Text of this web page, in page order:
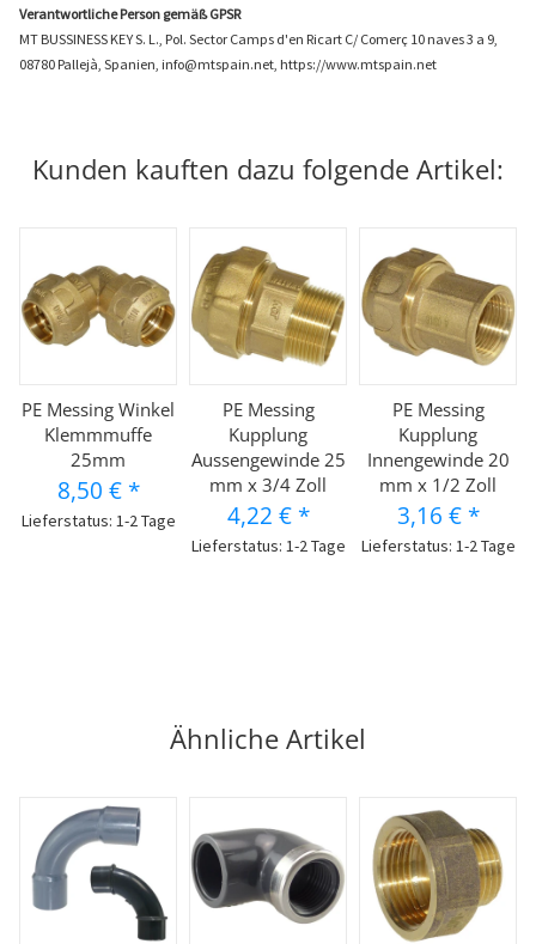
Verantwortliche Person gemäß GPSR
MT BUSSINESS KEY S. L., Pol. Sector Camps d'en Ricart C/ Comerç 10 naves 3 a 9,
08780 Pallejà, Spanien, info@mtspain.net, https://www.mtspain.net
Kunden kauften dazu folgende Artikel:
PE Messing Winkel
Klemmmuffe
25mm
8,50 € *
Lieferstatus: 1-2 Tage
PE Messing
Kupplung
Aussengewinde 25
mm x 3/4 Zoll
4,22 € *
Lieferstatus: 1-2 Tage
PE Messing
Kupplung
Innengewinde 20
mm x 1/2 Zoll
3,16 € *
Lieferstatus: 1-2 Tage
Ähnliche Artikel